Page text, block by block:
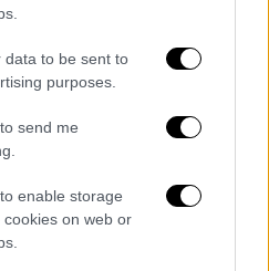
data to be sent to
purposes.
send me
enable storage
on web or